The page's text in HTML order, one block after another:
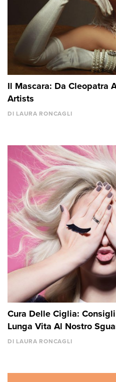
Il Mascara: Da Cleopatra
Artists
DI LAURA RONCAGLI
Cura Delle Ciglia:
Lunga Vita Al Nostro
DI LAURA RONCAGLI